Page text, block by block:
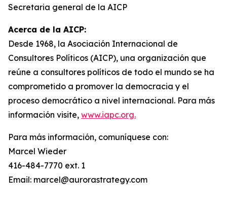
Secretaria general de la AICP
Acerca de la AICP:
Desde 1968, la Asociación Internacional de
Consultores Políticos (AICP), una organización que
reúne a consultores políticos de todo el mundo se ha
comprometido a promover la democracia y el
proceso democrático a nivel internacional. Para más
información visite, www.iapc.org.
Para más información, comuníquese con:
Marcel Wieder
416-484-7770 ext. 1
Email: marcel@aurorastrategy.com